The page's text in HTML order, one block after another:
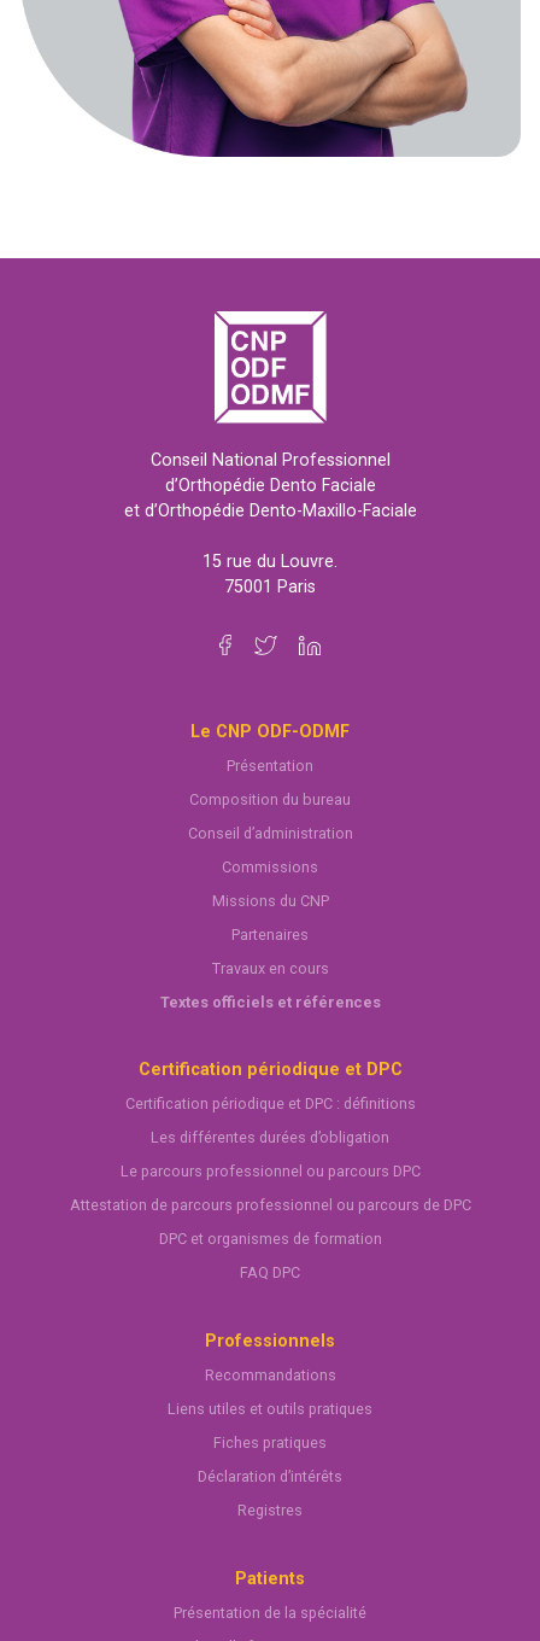
Conseil National Professionnel
d’Orthopédie Dento Faciale
et d’Orthopédie Dento-Maxillo-Faciale
15 rue du Louvre.
75001 Paris
Le CNP ODF-ODMF
Présentation
Composition du bureau
Conseil d’administration
Commissions
Missions du CNP
Partenaires
Travaux en cours
Textes officiels et références
Certification périodique et DPC
Certification périodique et DPC : définitions
Les différentes durées d’obligation
Le parcours professionnel ou parcours DPC
Attestation de parcours professionnel ou parcours de DPC
DPC et organismes de formation
FAQ DPC
Professionnels
Recommandations
Liens utiles et outils pratiques
Fiches pratiques
Déclaration d’intérêts
Registres
Patients
Présentation de la spécialité